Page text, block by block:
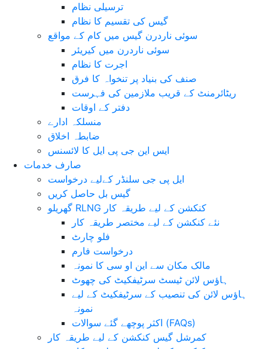
ترسیلی نظام
گیس کی تقسیم کا نظام
سوئی ناردرن گیس میں کام کے مواقع
سوئی ناردرن میں کیریئر
اجرت کا نظام
صنف کی بنیاد پر تنخواہ کا فرق
ریٹائرمنٹ کے قریب ملازمین کی فہرست
دفتر کے اوقات
منسلکہ ادارے
ضابطہ اخلاق
ایس این جی پی ایل کا لائسنس
صارف خدمات
ایل پی جی سلنڈر کےلیے درخواست
گیس بل حاصل کریں
گھریلو RLNG کنکشن کے لیے طریقہ کار
نئے کنکشن کے لیے مختصر طریقہ کار
فلو چارٹ
درخواست فارم
مالک مکان سے این او سی کا نمونہ
ہاؤس لائن ٹیسٹ سرٹیفکیٹ کی چھوٹ
ہاؤس لائن کی تنصیب کے سرٹیفکیٹ کے لیے
نمونہ
اکثر پوچھے گئے سوالات (FAQs)
کمرشل گیس کنکشن کے لیے طریقہ کار